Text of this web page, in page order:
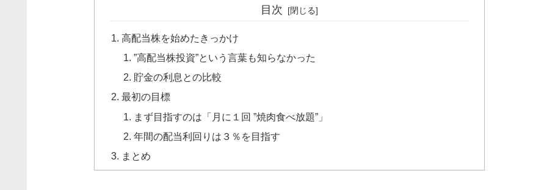
目次
高配当株を始めたきっかけ
”高配当株投資”という言葉も知らなかった
貯金の利息との比較
最初の目標
まず目指すのは「月に１回 ”焼肉食べ放題”」
年間の配当利回りは３％を目指す
まとめ